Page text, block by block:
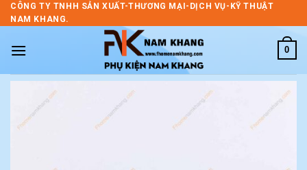
Skip
to
CÔNG TY TNHH SẢN XUẤT-THƯƠNG MẠI-DỊCH VỤ-KỸ THUẬT
NAM KHANG.
0